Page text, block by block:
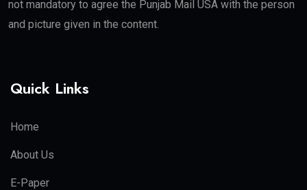
not mandatory to agree the Punjab Mail USA with the person
and picture given in the content.
Quick Links
Home
About Us
E-Paper